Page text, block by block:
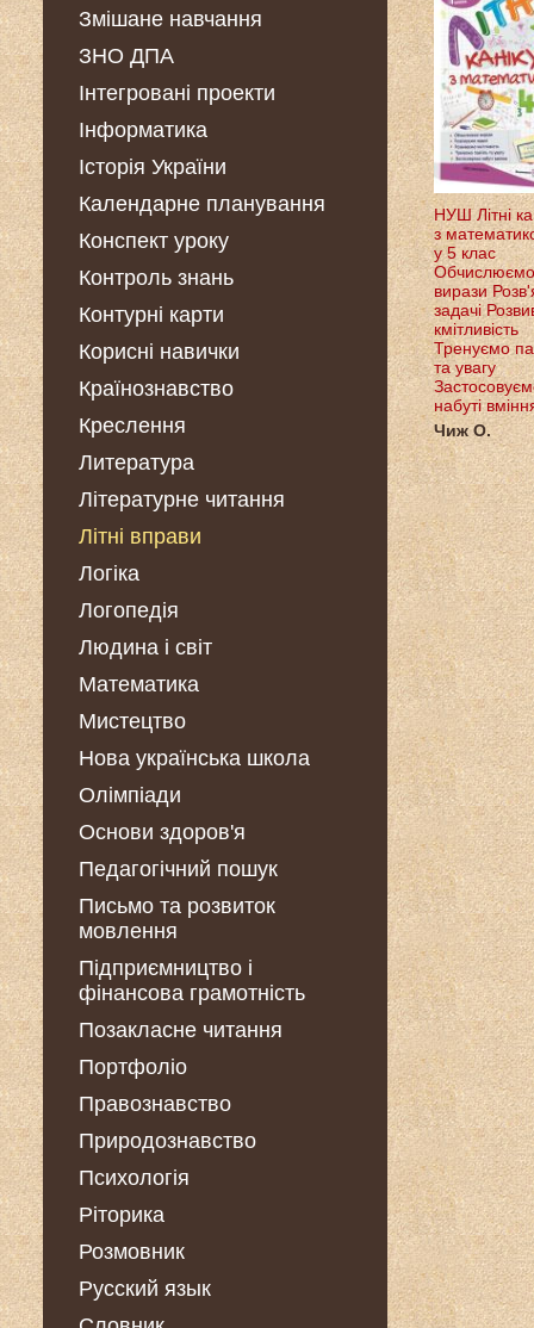
Змішане навчання
ЗНО ДПА
Інтегровані проекти
Інформатика
Історія України
Календарне планування
Конспект уроку
Контроль знань
Контурні карти
Корисні навички
Країнознавство
Креслення
Литература
Літературне читання
Літні вправи
Логіка
Логопедія
Людина і світ
Математика
Мистецтво
Нова українська школа
Олімпіади
Основи здоров'я
Педагогічний пошук
Письмо та розвиток
мовлення
Підприємництво і
фінансова грамотність
Позакласне читання
Портфоліо
Правознавство
Природознавство
Психологія
Ріторика
Розмовник
Русский язык
НУШ Літні
з
у 5 клас
Обчислюємо
вирази
задачі
кмітливість
Тренуємо
та увагу
набуті
Чиж О.